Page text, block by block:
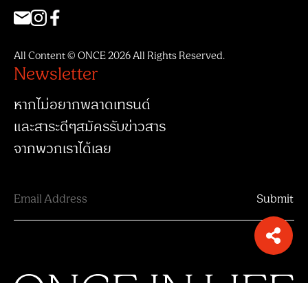
All Content © ONCE 2026 All Rights Reserved.
Newsletter
หากไม่อยากพลาดเทรนด์
และสาระดีๆสมัครรับข่าวสาร
จากพวกเราได้เลย